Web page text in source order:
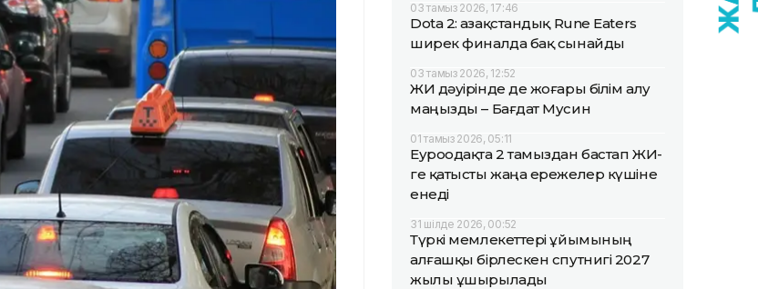
03 тамыз 2026, 17:46
Dota 2: Қазақстандық Rune Eaters
ширек финалда бақ сынайды
03 тамыз 2026, 12:52
ЖИ дәуірінде де жоғары білім алу
маңызды – Бағдат Мусин
01 тамыз 2026, 05:11
Еуроодақта 2 тамыздан бастап ЖИ-
ге қатысты жаңа ережелер күшіне
енеді
31 шілде 2026, 00:52
Түркі мемлекеттері ұйымының
алғашқы бірлескен спутнигі 2027
жылы ұшырылады